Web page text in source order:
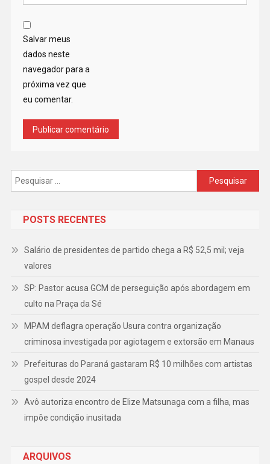
Salvar meus
dados neste
navegador para a
próxima vez que
eu comentar.
Pesquisar
por:
POSTS RECENTES
Salário de presidentes de partido chega a R$ 52,5 mil; veja
valores
SP: Pastor acusa GCM de perseguição após abordagem em
culto na Praça da Sé
MPAM deflagra operação Usura contra organização
criminosa investigada por agiotagem e extorsão em Manaus
Prefeituras do Paraná gastaram R$ 10 milhões com artistas
gospel desde 2024
Avô autoriza encontro de Elize Matsunaga com a filha, mas
impõe condição inusitada
ARQUIVOS